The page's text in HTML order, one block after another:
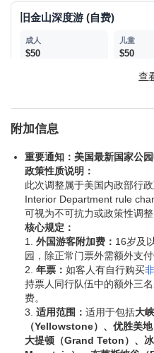
旧金山深度游 (自费)
$50 $50
$39
价格时常波动；不再另行通知。
门票付现金，由导游统一购买。
必付费用（现场付）
坦福，一号公路。
以上带*的国家公园从2026
美国公民）收取附加费(每
自行购买
的额外三名成人也可凭此年
机票
膳食，酒水（导游只负责安排
查
附加信息
重要通知：美国最新国家公
政策性质说明：
此次调整属于美国内政部行
Interior Department rule
可视为不可抗力或政策性调整
核心规定：
1. 外国游客附加费： 16岁及
园，除正常门票外需额外支付
2. 年票： 如客人有自行购买
持票人同行队伍中的额外三
费。
3. 适用范围： 适用于包括大
（Yellowstone）、优胜美
大提顿（Grand Teton）、